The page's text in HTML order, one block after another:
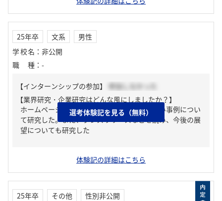
25年卒 文系
男性
学校名 ： 非公開
職種 ： -
【インターンシップの参加】
参加しなかった
【業界研究・企業研究はどんな風にしましたか？】
ホームページや説明会を通して業務や取り組み事例につい
て研究した。また、プレスリリースなどを読み、今後の展
望についても研究した
選考体験記を見る（無料）
体験記の詳細はこちら
25年卒 その他
性別非公開